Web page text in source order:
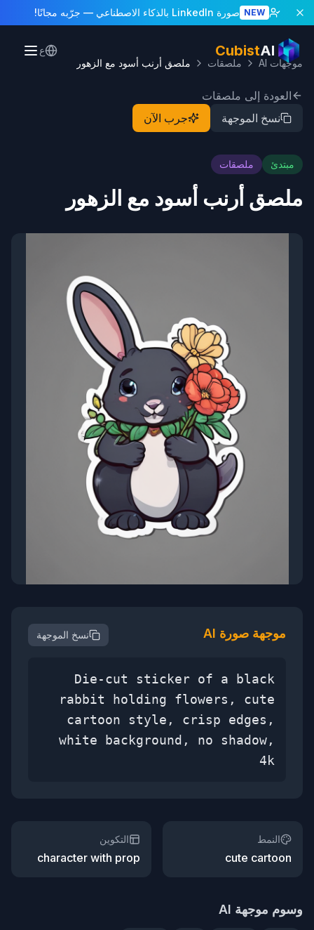
NEW صورة LinkedIn بالذكاء الاصطناعي — جرّبه مجانًا!
CubistAI
ع
موجهات AI
ملصقات ملصق أرنب أسود مع الزهور
العودة إلى ملصقات
نسخ الموجهة
جرب الآن
مبتدئ ملصقات
ملصق أرنب أسود مع الزهور
موجهة صورة AI نسخ الموجهة
Die-cut sticker of a black
rabbit holding flowers, cute
cartoon style, crisp edges,
white background, no shadow,
4k
النمط
cute cartoon
التكوين
character with prop
وسوم موجهة AI